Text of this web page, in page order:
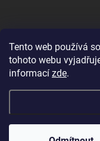
Tento web používá
tohoto webu
informací zde.
Vítejte na
Copyright 2026
od